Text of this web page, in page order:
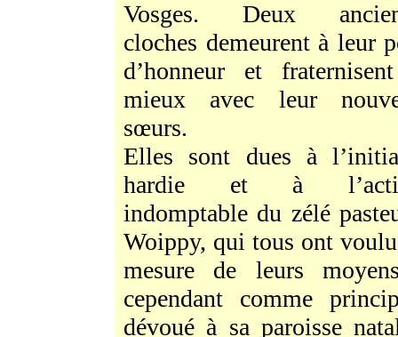
Vosges. Deux
cloches demeurent à leur
d’honneur et
mieux avec leur
sœurs.
Elles sont dues à
hardie et à
indomptable du zélé
Woippy, qui tous ont
mesure de leurs
cependant comme
dévoué à sa paroisse